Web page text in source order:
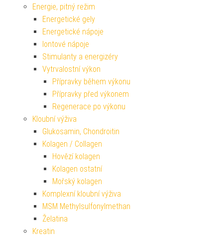
Energie, pitný režim
Energetické gely
Energetické nápoje
Iontové nápoje
Stimulanty a energizéry
Vytrvalostní výkon
Přípravky během výkonu
Přípravky před výkonem
Regenerace po výkonu
Kloubní výživa
Glukosamin, Chondroitin
Kolagen / Collagen
Hovězí kolagen
Kolagen ostatní
Mořský kolagen
Komplexní kloubní výživa
MSM Methylsulfonylmethan
Želatina
Kreatin